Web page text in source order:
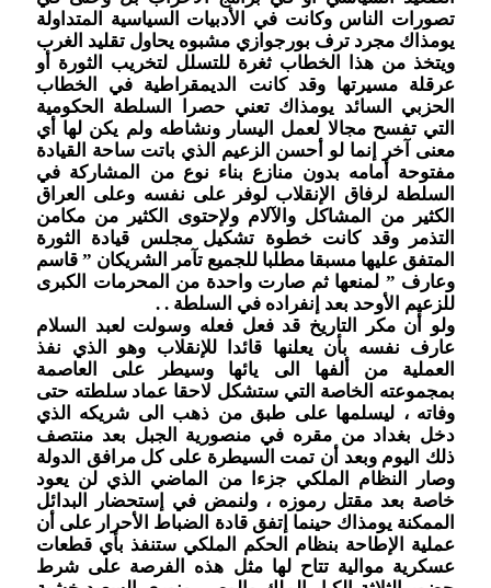
تصورات الناس وكانت في الأدبيات السياسية المتداولة
يومذاك مجرد ترف بورجوازي مشبوه يحاول تقليد الغرب
ويتخذ من هذا الخطاب ثغرة للتسلل لتخريب الثورة أو
عرقلة مسيرتها وقد كانت الديمقراطية في الخطاب
الحزبي السائد يومذاك تعني حصرا السلطة الحكومية
التي تفسح مجالا لعمل اليسار ونشاطه ولم يكن لها أي
معنى آخر إنما لو أحسن الزعيم الذي باتت ساحة القيادة
مفتوحة أمامه بدون منازع بناء نوع من المشاركة في
السلطة لرفاق الإنقلاب لوفر على نفسه وعلى العراق
الكثير من المشاكل والآلام ولإحتوى الكثير من مكامن
التذمر وقد كانت خطوة تشكيل مجلس قيادة الثورة
المتفق عليها مسبقا مطلبا للجميع تآمر الشريكان ” قاسم
وعارف ” لمنعها ثم صارت واحدة من المحرمات الكبرى
للزعيم الأوحد بعد إنفراده في السلطة . .
ولو أن مكر التاريخ قد فعل فعله وسولت لعبد السلام
عارف نفسه بأن يعلنها قائدا للإنقلاب وهو الذي نفذ
العملية من ألفها الى يائها وسيطر على العاصمة
بمجموعته الخاصة التي ستشكل لاحقا عماد سلطته حتى
وفاته ، ليسلمها على طبق من ذهب الى شريكه الذي
دخل بغداد من مقره في منصورية الجبل بعد منتصف
ذلك اليوم وبعد أن تمت السيطرة على كل مرافق الدولة
وصار النظام الملكي جزءا من الماضي الذي لن يعود
خاصة بعد مقتل رموزه ، ولنمض في إستحضار البدائل
الممكنة يومذاك حينما إتفق قادة الضباط الأحرار على أن
عملية الإطاحة بنظام الحكم الملكي ستنفذ بأي قطعات
عسكرية موالية تتاح لها مثل هذه الفرصة على شرط